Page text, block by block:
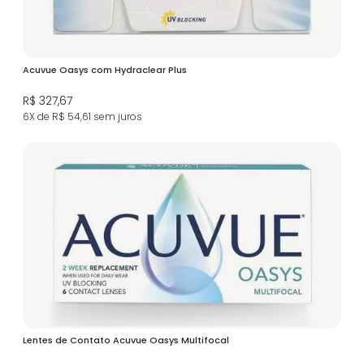
Acuvue Oasys com Hydraclear Plus
R$ 327,67
6X de R$ 54,61 sem juros
Lentes de Contato Acuvue Oasys Multifocal